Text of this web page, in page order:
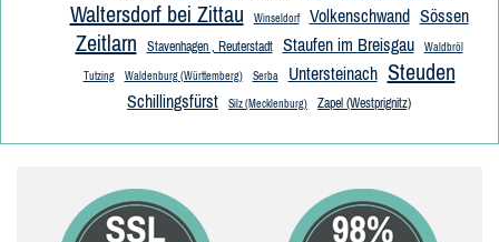
Waltersdorf bei Zittau
Winseldorf Volkenschwand Sössen
Zeitlarn Stavenhagen , Reuterstadt Staufen im Breisgau Waldbröl
Tutzing Waldenburg (Württemberg) Serba Untersteinach Steuden
Schillingsfürst Silz (Mecklenburg) Zapel (Westprignitz)